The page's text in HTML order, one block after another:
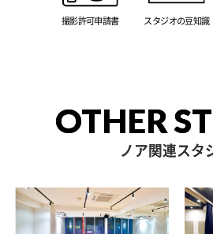
撮影許可申請書 スタジオの豆知識
OTHER
ノア関連スタ